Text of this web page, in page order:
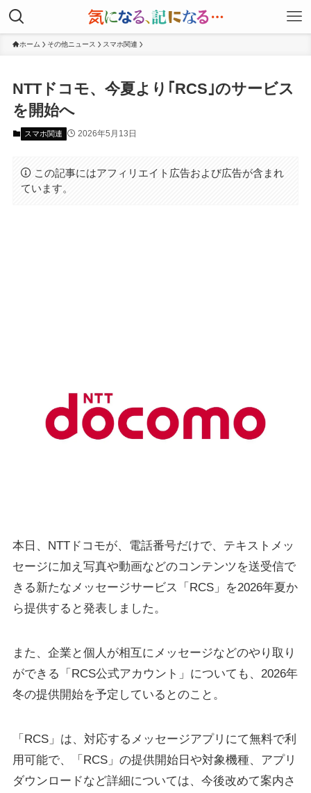
ホーム その他ニュース スマホ関連
NTTドコモ、今夏より｢RCS｣のサービス
を開始へ
スマホ関連 2026年5月13日
この記事にはアフィリエイト広告および広告が含まれ
ています。
本日、NTTドコモが、電話番号だけで、テキストメッ
セージに加え写真や動画などのコンテンツを送受信で
きる新たなメッセージサービス「RCS」を2026年夏か
ら提供すると発表しました。
また、企業と個人が相互にメッセージなどのやり取り
ができる「RCS公式アカウント」についても、2026年
冬の提供開始を予定しているとのこと。
「RCS」は、対応するメッセージアプリにて無料で利
用可能で、「RCS」の提供開始日や対象機種、アプリ
ダウンロードなど詳細については、今後改めて案内さ